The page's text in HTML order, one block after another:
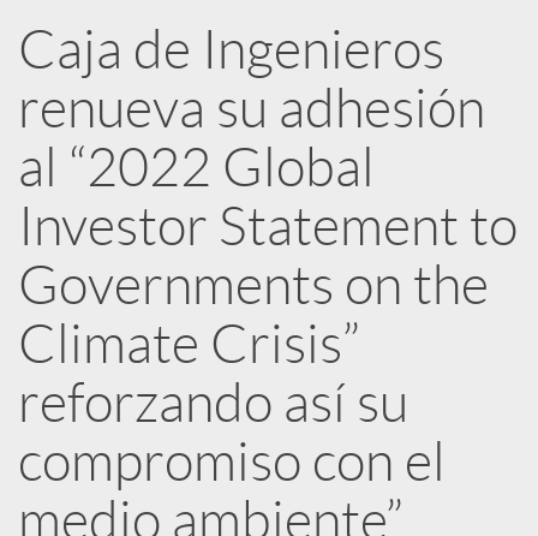
R
e
d
e
s
S
o
Caja de Ingenieros
renueva su adhesión
al “2022 Global
Investor Statement to
Governments on the
Climate Crisis”
reforzando así su
compromiso con el
medio ambiente”